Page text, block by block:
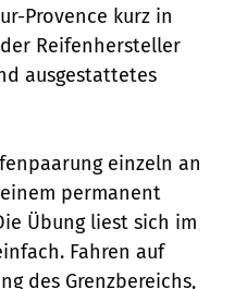
Provence kurz in
Reifenhersteller
ausgestattetes
einzeln an
permanent
Übung liest sich im
Fahren auf
des Grenzbereichs,